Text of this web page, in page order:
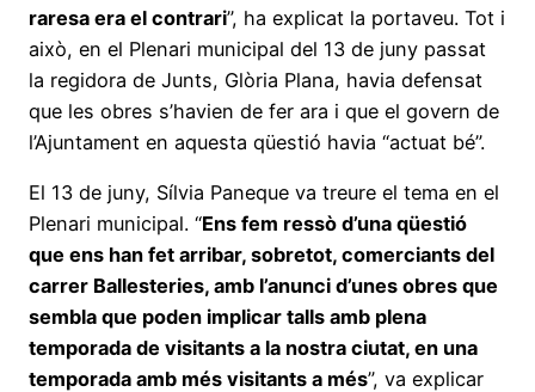
raresa era el contrari”, ha explicat la portaveu. Tot i
això, en el Plenari municipal del 13 de juny passat
la regidora de Junts, Glòria Plana, havia defensat
que les obres s’havien de fer ara i que el govern de
l’Ajuntament en aquesta qüestió havia “actuat bé”.
El 13 de juny, Sílvia Paneque va treure el tema en el
Plenari municipal. “Ens fem ressò d’una qüestió
que ens han fet arribar, sobretot, comerciants del
carrer Ballesteries, amb l’anunci d’unes obres que
sembla que poden implicar talls amb plena
temporada de visitants a la nostra ciutat, en una
temporada amb més visitants a més”, va explicar